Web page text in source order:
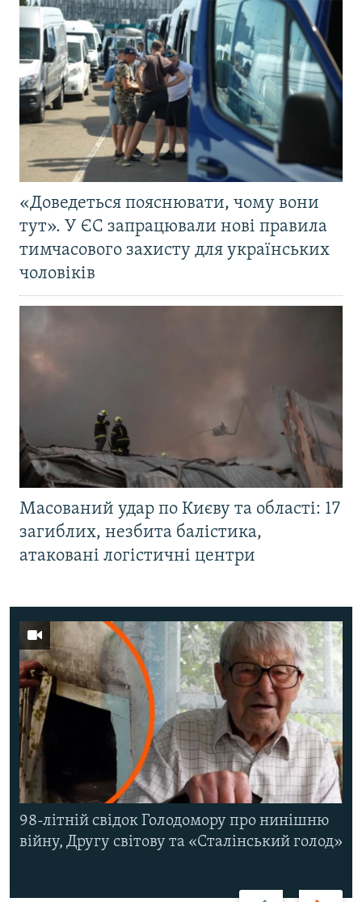
«Доведеться пояснювати, чому вони
тут». У ЄС запрацювали нові правила
тимчасового захисту для українських
чоловіків
Масований удар по Києву та області: 17
загиблих, незбита балістика,
атаковані логістичні центри
98-літній свідок Голодомору про нинішню
війну, Другу світову та «Сталінський голод»